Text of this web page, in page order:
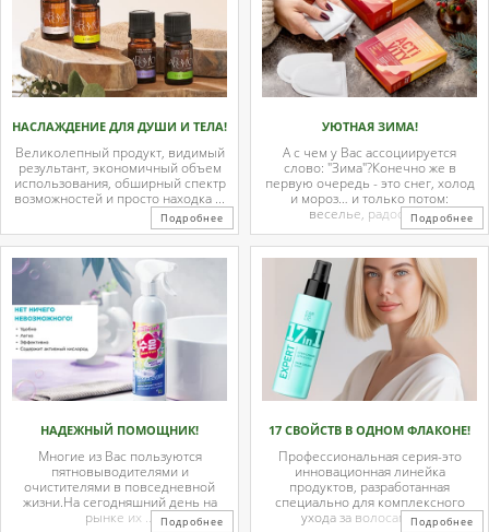
НАСЛАЖДЕНИЕ ДЛЯ ДУШИ И ТЕЛА!
Великолепный продукт, видимый
результант, экономичный объем
использования, обширный спектр
возможностей и просто находка ...
Подробнее
УЮТНАЯ ЗИМА!
А с чем у Вас ассоциируется
слово: "Зима"?Конечно же в
первую очередь - это снег, холод
и мороз… и только потом:
веселье, радость ...Подробнее
НАДЕЖНЫЙ ПОМОЩНИК!
Многие из Вас пользуются
пятновыводителями и
очистителями в повседневной
жизни.На сегодняшний день на
рынке их ... Подробнее
17 СВОЙСТВ В ОДНОМ ФЛАКОНЕ!
Профессиональная серия-это
инновационная линейка
продуктов, разработанная
специально для комплексного
ухода за волосами и ...Подробнее